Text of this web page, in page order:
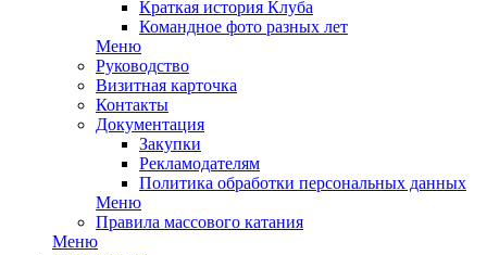
Краткая история Клуба
Командное фото разных лет
Меню
Руководство
Визитная карточка
Контакты
Документация
Закупки
Рекламодателям
Политика обработки персональных данных
Меню
Правила массового катания
Меню